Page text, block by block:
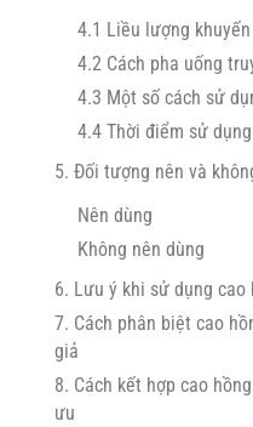
4.1 Liều lượng
4.2 Cách pha uống
4.3 Một số cách sử
4.4 Thời điểm sử
5. Đối tượng nên và
Nên dùng
Không nên dùng
6. Lưu ý khi sử dụng cao
7. Cách phân biệt cao
giả
8. Cách kết hợp cao
ưu